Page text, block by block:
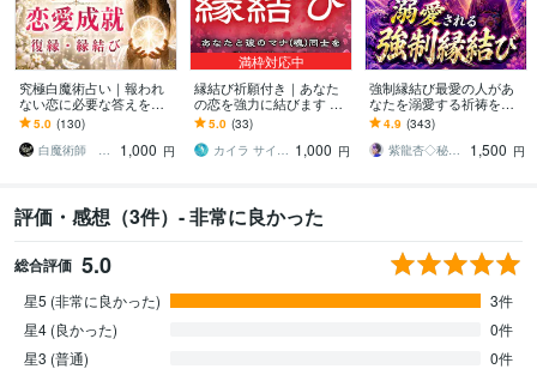
究極白魔術占い｜報われ
ない恋に必要な答えを伝
えます 復縁・片思い・複
雑恋愛｜あの人の本音と
成就への道を導きます
5.0 (130)
白魔術師 ミカエル
1,000 円
満枠対応中
縁結び祈願付き｜あなた
の恋を強力に結びます 霊
視鑑定＆恋愛成就を願う
特別ご祈祷付きです
5.0 (33)
カイラ サイキック ミディアム ヒーラー 1,000 円
強制縁結び最愛の人があ
なたを溺愛する祈祷を行
います 最愛の人に追われ
たい方のみ。片想い•相手
の気持ちを知りたい方
4.9 (343)
紫龍杏◇秘伝の縁結び祈祷師
1,500 円
評価・感想（3件）- 非常に良かった
総合評価 5.0
星5 (非常に良かった)
3件
星4 (良かった)
0件
星3 (普通)
0件